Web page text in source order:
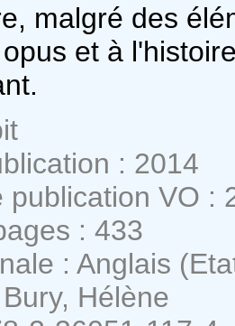
malgré des
et à
: 2014
publication VO :
: 433
: Anglais
Hélène